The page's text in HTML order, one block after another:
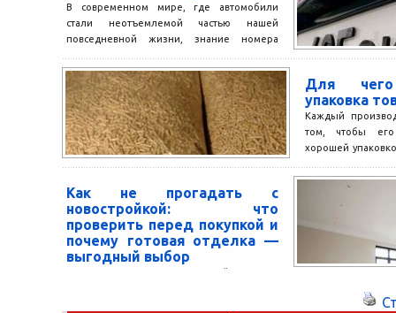
В современном мире, где автомобили
стали неотъемлемой частью нашей
повседневной жизни, знание номера
важным. Хотя многие...
Для чего
упаковка
Каждый
том, чтобы
хорошей
Как не прогадать с
новостройкой: что
проверить перед покупкой и
почему готовая отделка —
выгодный выбор
Покупка квартиры в новостройке — это